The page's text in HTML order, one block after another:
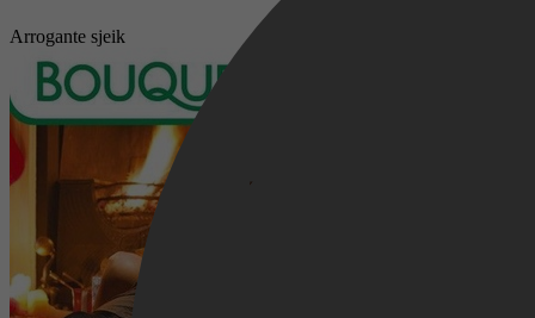
Arrogante sjeik